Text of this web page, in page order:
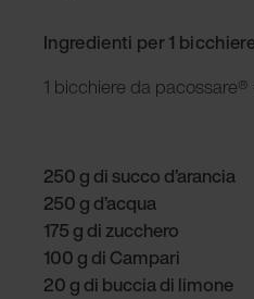
Ingredienti per 1
1 bicchiere da pacossare®
250 g di succo d’arancia
250 g d’acqua
175 g di zucchero
100 g di Campari
20 g di buccia di limone